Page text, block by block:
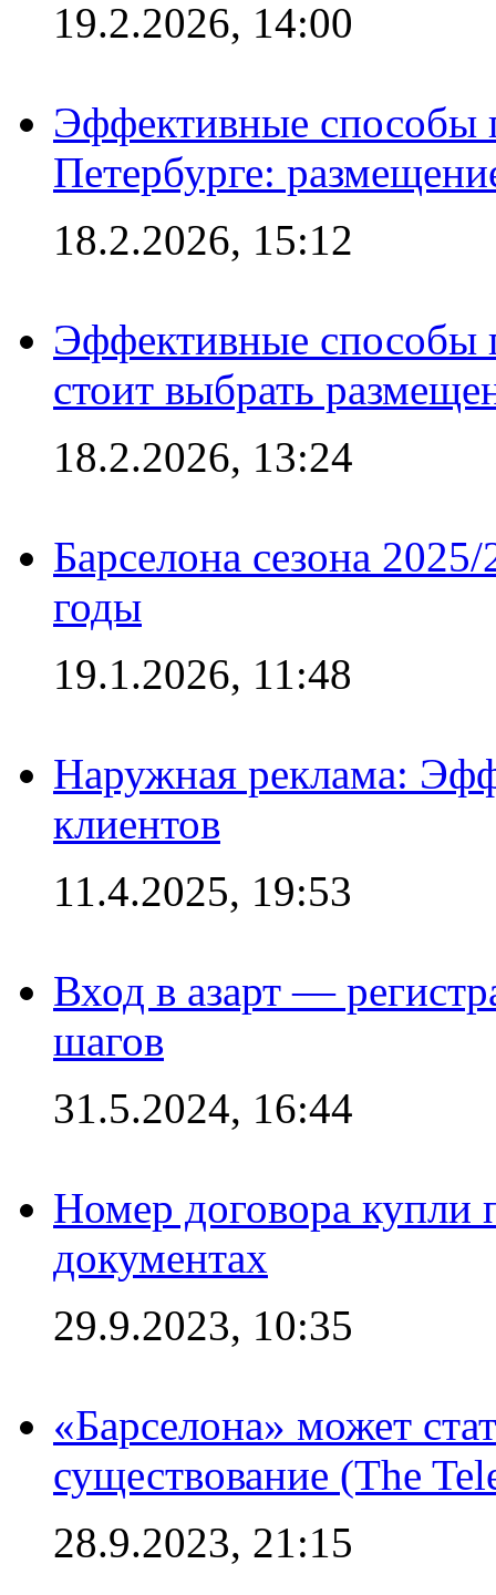
19.2.2026, 14:00
Эффективные способы
Петербурге:
18.2.2026, 15:12
Эффективные способы
стоит выбрать
18.2.2026, 13:24
Барселона сезона
годы
19.1.2026, 11:48
Наружная реклама:
клиентов
11.4.2025, 19:53
Вход в азарт —
шагов
31.5.2024, 16:44
Номер договора купли
документах
29.9.2023, 10:35
«Барселона» может
существование (The
28.9.2023, 21:15